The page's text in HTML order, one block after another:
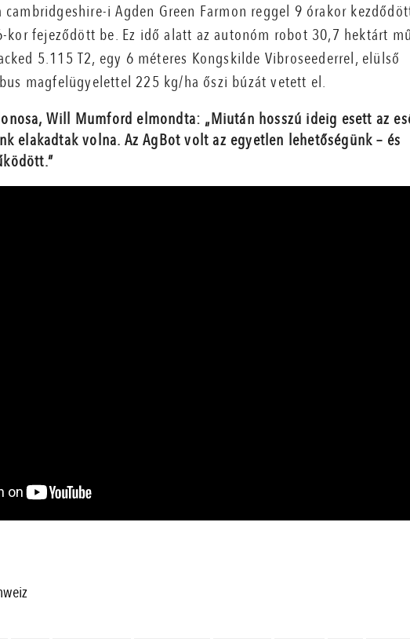
cambridgeshire-i Agden Green Farmon reggel 9 órakor
fejeződött be. Ez idő alatt az autonóm robot 30,7 hektárt
5.115 T2, egy 6 méteres Kongskilde Vibroseederrel, elülső
magfelügyelettel 225 kg/ha őszi búzát vetett el.
Will Mumford elmondta: „Miután hosszú ideig esett az
elakadtak volna. Az AgBot volt az egyetlen lehetőségünk – és